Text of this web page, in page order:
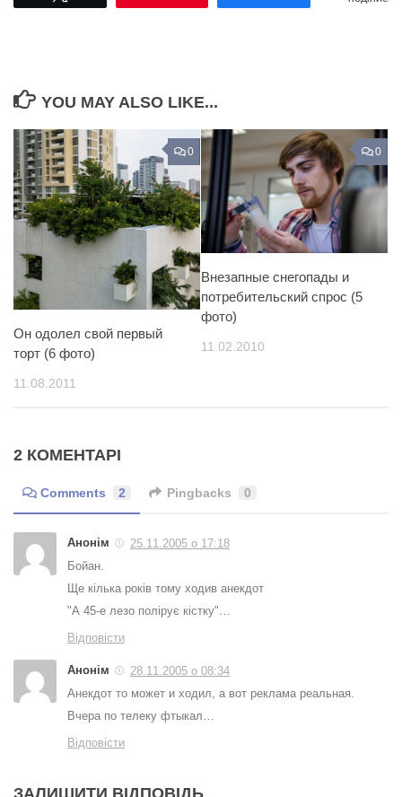
YOU MAY ALSO LIKE...
0
Он одолел свой первый
торт (6 фото)
11.08.2011
0
Внезапные снегопады и
потребительский спрос (5
фото)
11.02.2010
2 КОМЕНТАРІ
Comments 2 Pingbacks 0
Анонім
25.11.2005 о 17:18
Бойан.
Ще кілька років тому ходив анекдот
"А 45-е лезо полірує кістку"…
Відповісти
Анонім
28.11.2005 о 08:34
Анекдот то может и ходил, а вот реклама реальная.
Вчера по телеку фтыкал…
Відповісти
ЗАЛИШИТИ ВІДПОВІДЬ